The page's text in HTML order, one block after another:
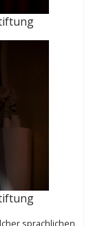
sprachlichen